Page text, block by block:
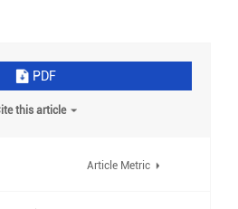
PDF
this article
Article Metric